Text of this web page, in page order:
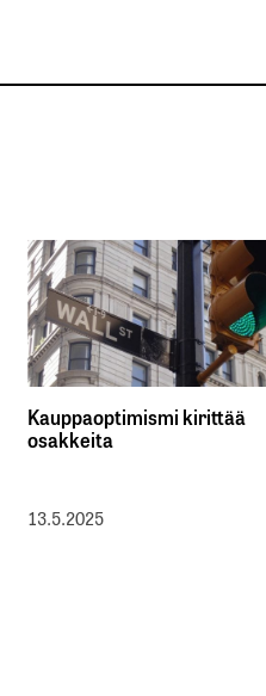
Kauppaoptimismi kirittää
osakkeita
13.5.2025